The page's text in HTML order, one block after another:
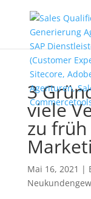
3
viele
zu früh
Mai 16, 2021 |